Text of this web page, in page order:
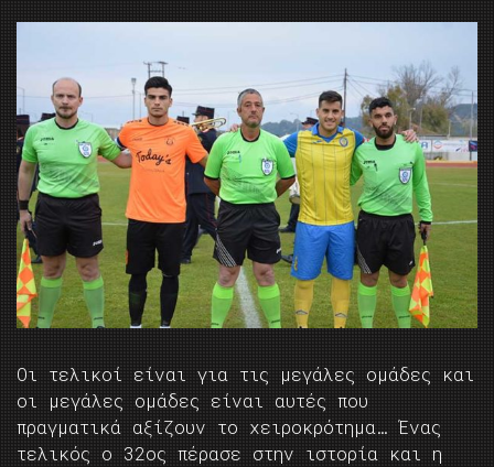
Οι τελικοί είναι για τις μεγάλες ομάδες και
οι μεγάλες ομάδες είναι αυτές που
πραγματικά αξίζουν το χειροκρότημα… Ένας
τελικός ο 32ος πέρασε στην ιστορία και η